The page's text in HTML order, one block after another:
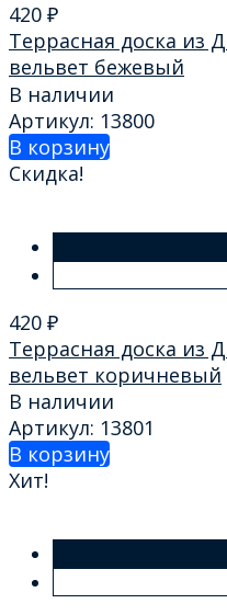
420 ₽
Террасная доска из
вельвет бежевый
В наличии
Артикул: 13800
В корзину
Скидка!
420 ₽
Террасная доска из
вельвет коричневый
В наличии
Артикул: 13801
В корзину
Хит!